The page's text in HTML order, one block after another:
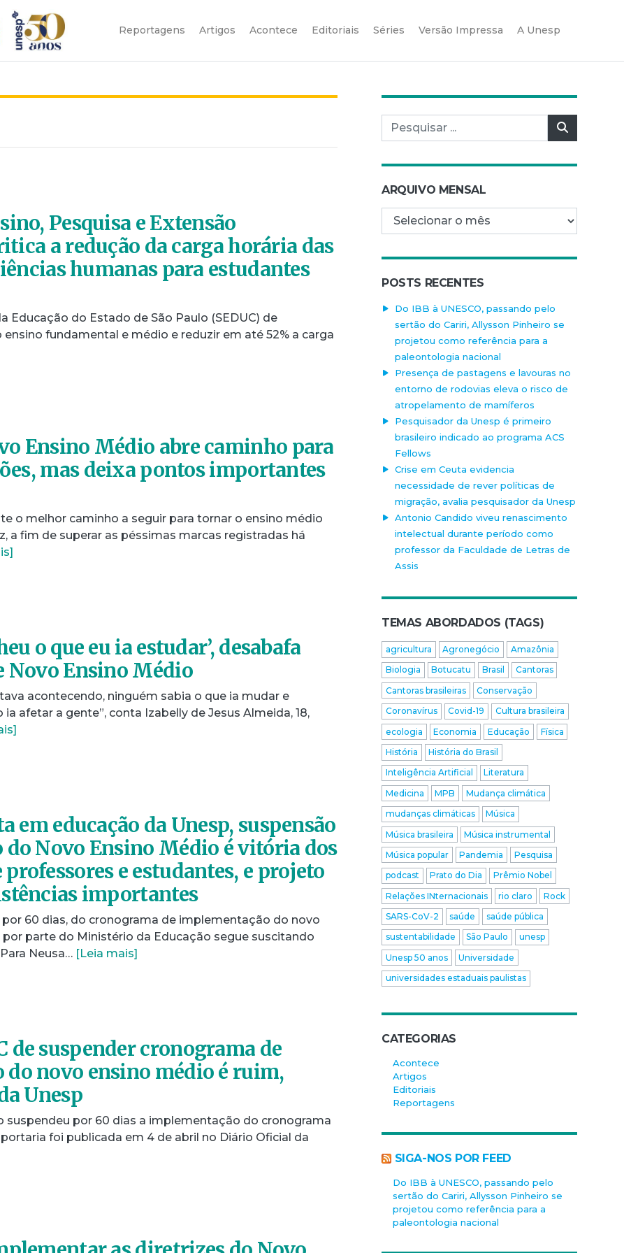
Reportagens Artigos Acontece Editoriais Séries Versão Impressa A Unesp
Pesquisa e Extensão
a redução da carga horária das
humanas para estudantes
Educação do Estado de São Paulo (SEDUC) de
fundamental e médio e reduzir em até 52% a carga
Ensino Médio abre caminho para
mas deixa pontos importantes
o melhor caminho a seguir para tornar o ensino médio
a fim de superar as péssimas marcas registradas há
o que eu ia estudar’, desabafa
Novo Ensino Médio
acontecendo, ninguém sabia o que ia mudar e
afetar a gente”, conta Izabelly de Jesus Almeida, 18,
em educação da Unesp, suspensão
Novo Ensino Médio é vitória dos
e estudantes, e projeto
importantes
por 60 dias, do cronograma de implementação do novo
parte do Ministério da Educação segue suscitando
Neusa… [Leia mais]
de suspender cronograma de
novo ensino médio é ruim,
Unesp
suspendeu por 60 dias a implementação do cronograma
foi publicada em 4 de abril no Diário Oficial da
Pesquisar por:
ARQUIVO MENSAL
Arquivo mensal
POSTS RECENTES
Do IBB à UNESCO, passando pelo
sertão do Cariri, Allysson Pinheiro se
projetou como referência para a
paleontologia nacional
Presença de pastagens e lavouras no
entorno de rodovias eleva o risco de
atropelamento de mamíferos
Pesquisador da Unesp é primeiro
brasileiro indicado ao programa ACS
Fellows
Crise em Ceuta evidencia
necessidade de rever políticas de
migração, avalia pesquisador da Unesp
Antonio Candido viveu renascimento
intelectual durante período como
professor da Faculdade de Letras de
Assis
TEMAS ABORDADOS (TAGS)
agricultura Agronegócio
Amazônia
Biologia
Botucatu Brasil
Cantoras
Cantoras brasileiras
Conservação
Coronavírus
Covid-19
Cultura brasileira
ecologia
Economia Educação
Física
História
História do Brasil
Inteligência Artificial
Literatura
Medicina
MPB
Mudança climática
mudanças climáticas
Música
Música brasileira
Música instrumental
Música popular
Pandemia
Pesquisa
podcast
Prato do Dia
Prêmio Nobel
Relações INternacionais
rio claro
Rock
SARS-CoV-2
saúde
saúde pública
sustentabilidade
São Paulo
unesp
Unesp 50 anos
Universidade
universidades estaduais paulistas
CATEGORIAS
Acontece
Artigos
Editoriais
Reportagens
SIGA-NOS POR FEED
Do IBB à UNESCO, passando pelo
sertão do Cariri, Allysson Pinheiro se
projetou como referência para a
paleontologia nacional